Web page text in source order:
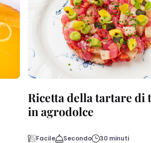
Ricetta della tartare di
in agrodolce
Facile Secondo 30 minuti